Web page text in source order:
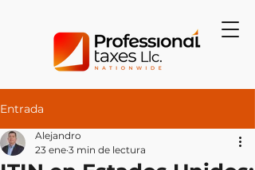
Entrada
Alejandro
23 ene 3 min de lectura